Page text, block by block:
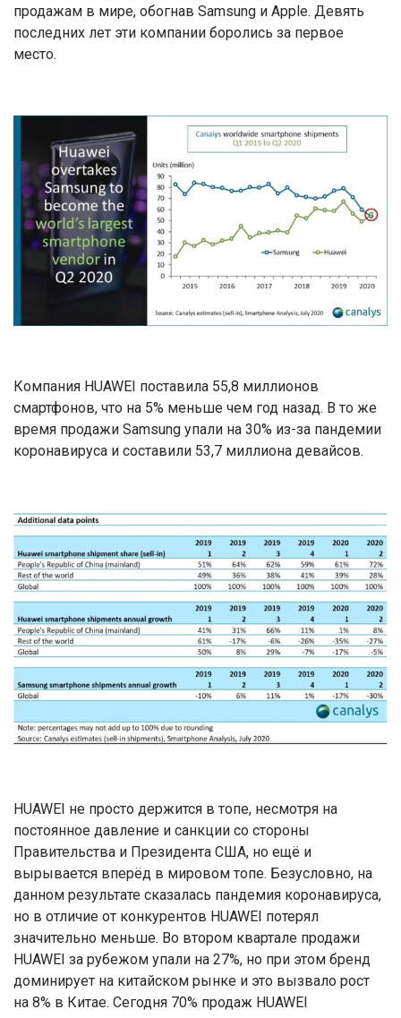
продажам в мире, обогнав Samsung и Apple. Девять
последних лет эти компании боролись за первое
место.
Компания HUAWEI поставила 55,8 миллионов
смартфонов, что на 5% меньше чем год назад. В то же
время продажи Samsung упали на 30% из-за пандемии
коронавируса и составили 53,7 миллиона девайсов.
HUAWEI не просто держится в топе, несмотря на
постоянное давление и санкции со стороны
Правительства и Президента США, но ещё и
вырывается вперёд в мировом топе. Безусловно, на
данном результате сказалась пандемия коронавируса,
но в отличие от конкурентов HUAWEI потерял
значительно меньше. Во втором квартале продажи
HUAWEI за рубежом упали на 27%, но при этом бренд
доминирует на китайском рынке и это вызвало рост
на 8% в Китае. Сегодня 70% продаж HUAWEI